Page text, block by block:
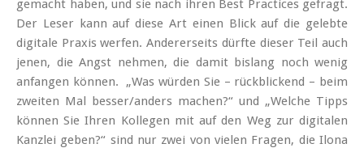
gemacht haben, und sie nach ihren Best Practices gefragt.
Der Leser kann auf diese Art einen Blick auf die gelebte
digitale Praxis werfen. Andererseits dürfte dieser Teil auch
jenen, die Angst nehmen, die damit bislang noch wenig
anfangen können. „Was würden Sie – rückblickend – beim
zweiten Mal besser/anders machen?“ und „Welche Tipps
können Sie Ihren Kollegen mit auf den Weg zur digitalen
Kanzlei geben?“ sind nur zwei von vielen Fragen, die Ilona